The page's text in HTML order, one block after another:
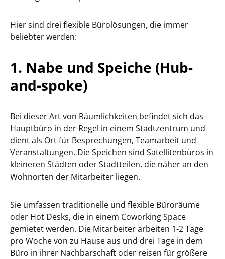
Hier sind drei flexible Bürolösungen, die immer
beliebter werden:
1. Nabe und Speiche (Hub-
and-spoke)
Bei dieser Art von Räumlichkeiten befindet sich das
Hauptbüro in der Regel in einem Stadtzentrum und
dient als Ort für Besprechungen, Teamarbeit und
Veranstaltungen. Die Speichen sind Satellitenbüros in
kleineren Städten oder Stadtteilen, die näher an den
Wohnorten der Mitarbeiter liegen.
Sie umfassen traditionelle und flexible Büroräume
oder Hot Desks, die in einem Coworking Space
gemietet werden. Die Mitarbeiter arbeiten 1-2 Tage
pro Woche von zu Hause aus und drei Tage in dem
Büro in ihrer Nachbarschaft oder reisen für größere